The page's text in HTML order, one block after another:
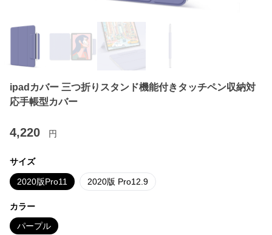
ipadカバー 三つ折りスタンド機能付きタッチペン収納対
応手帳型カバー
4,220 円
サイズ
2020版Pro11 2020版 Pro12.9
カラー
パープル